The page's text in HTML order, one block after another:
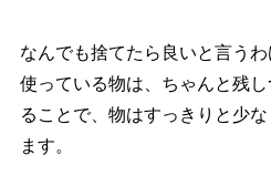
なんでも捨てたら良いと言う
使っている物は、ちゃんと残
ることで、物はすっきりと少
ます。